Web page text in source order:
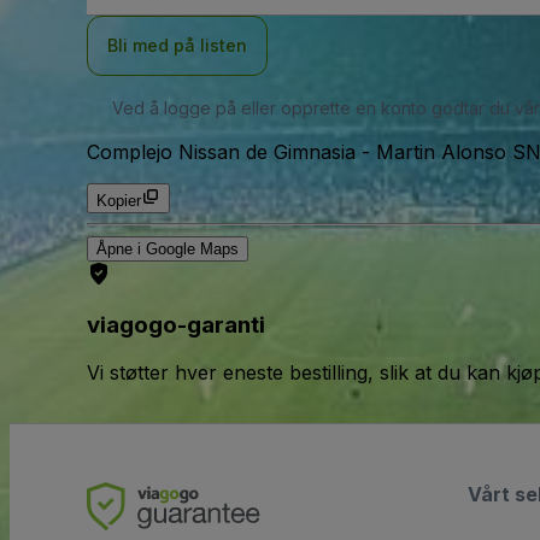
Bli med på listen
Ved å logge på eller opprette en konto godtar du vår
Complejo Nissan de Gimnasia - Martin Alonso
Kopier
Åpne i Google Maps
viagogo-garanti
Vi støtter hver eneste bestilling, slik at du kan
Vårt